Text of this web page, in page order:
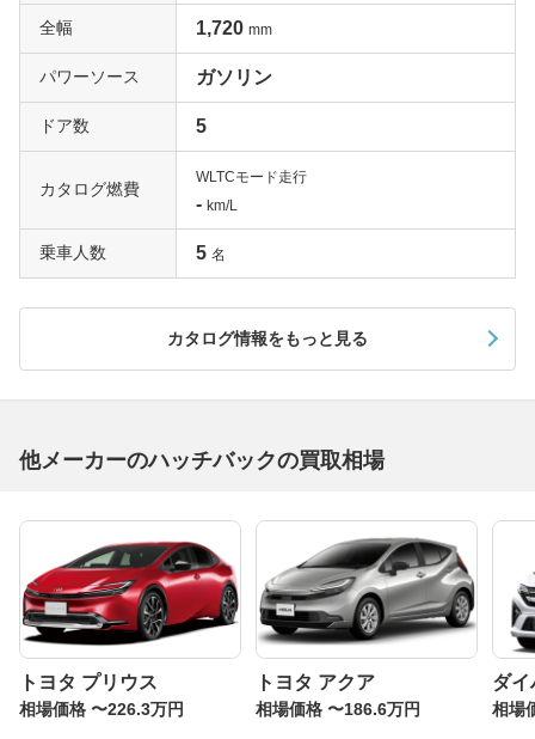
全幅 1,720 mm
パワーソース ガソリン
ドア数 5
カタログ燃費
WLTCモード走行
- km/L
乗車人数 5 名
カタログ情報をもっと見る
他メーカーのハッチバックの買取相場
トヨタ プリウス
相場価格 〜226.3万円
トヨタ アクア
相場価格 〜186.6万円
ダイ
相場